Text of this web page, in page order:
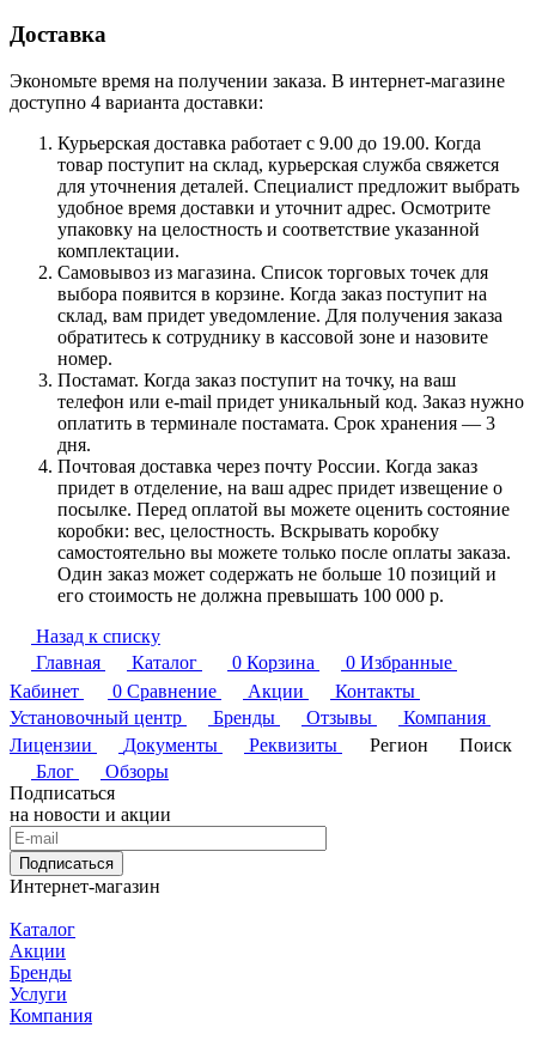
Доставка
Экономьте время на получении заказа. В интернет-магазине
доступно 4 варианта доставки:
Курьерская доставка работает с 9.00 до 19.00. Когда
товар поступит на склад, курьерская служба свяжется
для уточнения деталей. Специалист предложит выбрать
удобное время доставки и уточнит адрес. Осмотрите
упаковку на целостность и соответствие указанной
комплектации.
Самовывоз из магазина. Список торговых точек для
выбора появится в корзине. Когда заказ поступит на
склад, вам придет уведомление. Для получения заказа
обратитесь к сотруднику в кассовой зоне и назовите
номер.
Постамат. Когда заказ поступит на точку, на ваш
телефон или e-mail придет уникальный код. Заказ нужно
оплатить в терминале постамата. Срок хранения — 3
дня.
Почтовая доставка через почту России. Когда заказ
придет в отделение, на ваш адрес придет извещение о
посылке. Перед оплатой вы можете оценить состояние
коробки: вес, целостность. Вскрывать коробку
самостоятельно вы можете только после оплаты заказа.
Один заказ может содержать не больше 10 позиций и
его стоимость не должна превышать 100 000 р.
Назад к списку
Главная
Каталог 0 Корзина 0 Избранные
Кабинет
0 Сравнение Акции
Контакты
Установочный центр
Бренды Отзывы
Компания
Лицензии
Документы Реквизиты Регион
Поиск
Блог
Обзоры
Подписаться
на новости и акции
Подписаться
Интернет-магазин
Каталог
Акции
Бренды
Услуги
Компания